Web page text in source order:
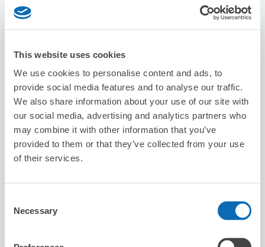
This website uses cookies
We use cookies to personalise content and ads, to
provide social media features and to analyse our traffic.
We also share information about your use of our site with
our social media, advertising and analytics partners who
may combine it with other information that you’ve
provided to them or that they’ve collected from your use
of their services.
Selection
Necessary
スマホ修理本舗 新宿西口店
保管できる荷物数
スーツケースサイズ